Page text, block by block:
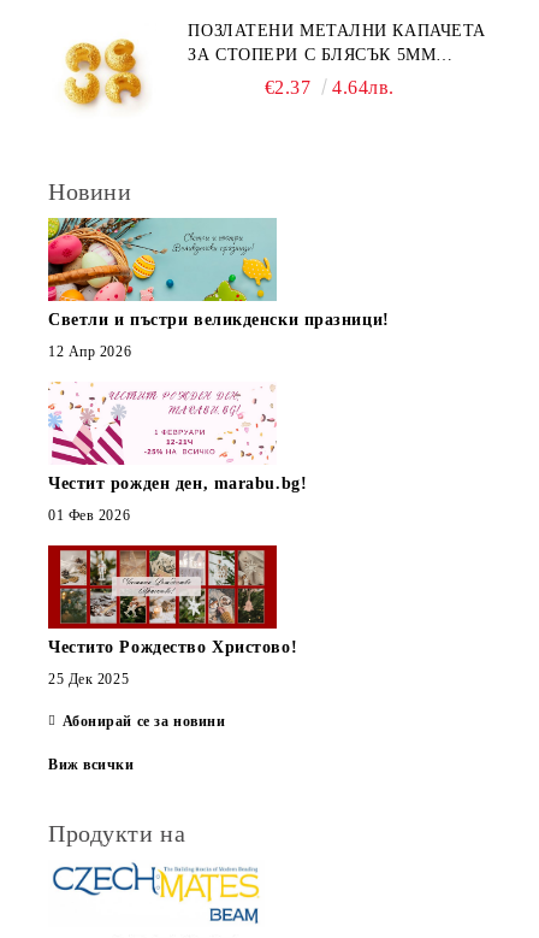
ПОЗЛАТЕНИ МЕТАЛНИ КАПАЧЕТА
ЗА СТОПЕРИ С БЛЯСЪК 5ММ
€2.37 4.64лв.
Новини
Светли и пъстри великденски празници!
12 Апр 2026
Честит рожден ден, marabu.bg!
01 Фев 2026
Честито Рождество Христово!
25 Дек 2025
Абонирай се за новини
Виж всички
Продукти на